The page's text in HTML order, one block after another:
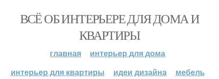
ВСЁ ОБ ИНТЕРЬЕРЕ ДЛЯ ДОМА И
КВАРТИРЫ
главная
интерьер для дома
интерьер для квартиры
идеи дизайна мебель